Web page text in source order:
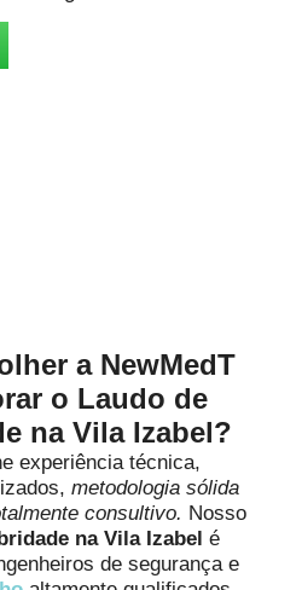
a NewMedT
o Laudo de
na Vila Izabel?
experiência técnica,
metodologia sólida
consultivo. Nosso
na Vila Izabel é
de segurança e